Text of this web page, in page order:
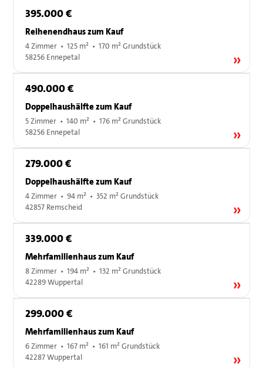
395.000 €
Reihenendhaus zum Kauf
4 Zimmer • 125 m² • 170 m² Grundstück
58256 Ennepetal
490.000 €
Doppelhaushälfte zum Kauf
5 Zimmer • 140 m² • 176 m² Grundstück
58256 Ennepetal
279.000 €
Doppelhaushälfte zum Kauf
4 Zimmer • 94 m² • 352 m² Grundstück
42857 Remscheid
339.000 €
Mehrfamilienhaus zum Kauf
8 Zimmer • 194 m² • 132 m² Grundstück
42289 Wuppertal
299.000 €
Mehrfamilienhaus zum Kauf
6 Zimmer • 167 m² • 161 m² Grundstück
42287 Wuppertal